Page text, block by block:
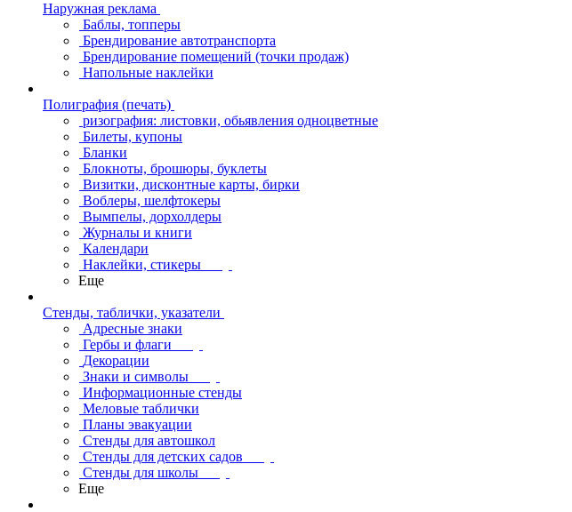
Наружная реклама
Баблы, топперы
Брендирование автотранспорта
Брендирование помещений (точки продаж)
Напольные наклейки
Полиграфия (печать)
ризография: листовки, обьявления одноцветные
Билеты, купоны
Бланки
Блокноты, брошюры, буклеты
Визитки, дисконтные карты, бирки
Воблеры, шелфтокеры
Вымпелы, дорхолдеры
Журналы и книги
Календари
Наклейки, стикеры
Еще
Стенды, таблички, указатели
Адресные знаки
Гербы и флаги
Декорации
Знаки и символы
Информационные стенды
Меловые таблички
Планы эвакуации
Стенды для автошкол
Стенды для детских садов
Стенды для школы
Еще